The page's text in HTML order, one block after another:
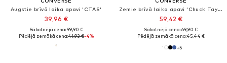
Augstie brīvā laika apavi 'CTAS'
39,96 €
Sākotnējā cena: 99,90 €
Pēdējā zemākā cena:41,93 €-4%
Zemie brīvā laika apavi 'Chuck Taylor All Star Classic'
59,42 €
Sākotnējā cena: 69,90 €
Pēdējā zemākā cena:45,44 €
+5